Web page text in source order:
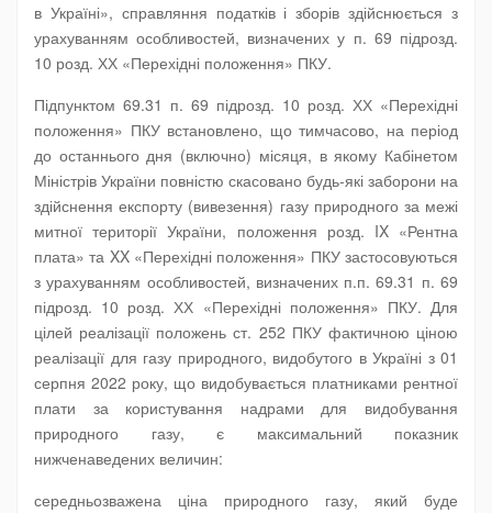
в Україні», справляння податків і зборів здійснюється з
урахуванням особливостей, визначених у п. 69 підрозд.
10 розд. ХХ «Перехідні положення» ПКУ.
Підпунктом 69.31 п. 69 підрозд. 10 розд. ХХ «Перехідні
положення» ПКУ встановлено, що тимчасово, на період
до останнього дня (включно) місяця, в якому Кабінетом
Міністрів України повністю скасовано будь-які заборони на
здійснення експорту (вивезення) газу природного за межі
митної території України, положення розд. IX «Рентна
плата» та XX «Перехідні положення» ПКУ застосовуються
з урахуванням особливостей, визначених п.п. 69.31 п. 69
підрозд. 10 розд. ХХ «Перехідні положення» ПКУ. Для
цілей реалізації положень ст. 252 ПКУ фактичною ціною
реалізації для газу природного, видобутого в Україні з 01
серпня 2022 року, що видобувається платниками рентної
плати за користування надрами для видобування
природного газу, є максимальний показник
нижченаведених величин:
середньозважена ціна природного газу, який буде